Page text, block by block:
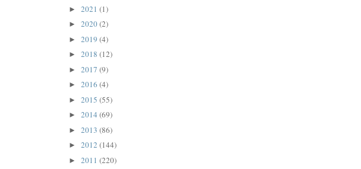
► 2021 (1)
► 2020(2)
► 2019 (4)
► 2018 (12)
► 2017 (9)
► 2016 (4)
► 2015 (55)
► 2014 (69)
► 2013 (86)
► 2012 (144)
► 2011 (220)